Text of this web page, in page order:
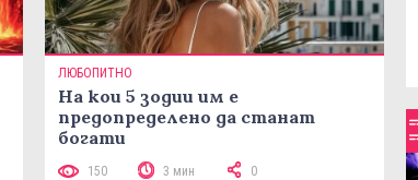
ЛЮБОПИТНО
На кои 5 зодии им е
предопределено да станат
богати
150 3 мин 0